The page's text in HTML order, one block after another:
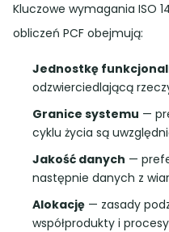
Kluczowe wymagania ISO
obliczeń PCF obejmują:
Jednostkę
odzwierciedlającą
Granice systemu —
cyklu życia są
Jakość danych —
następnie danych z
Alokację — zasady
współprodukty i